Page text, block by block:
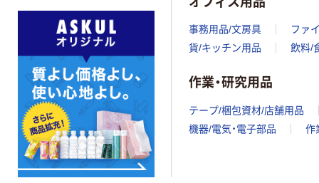
事務用品/文房具
ファ
貨/キッチン用品
飲料/
作業・研究用品
テープ/梱包資材/店舗用品
機器/電気・電子部品
作